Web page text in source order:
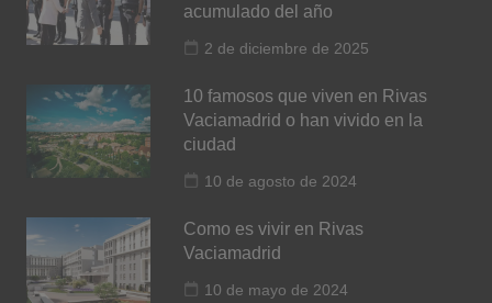
acumulado del año
2 de diciembre de 2025
10 famosos que viven en Rivas
Vaciamadrid o han vivido en la
ciudad
10 de agosto de 2024
Como es vivir en Rivas
Vaciamadrid
10 de mayo de 2024